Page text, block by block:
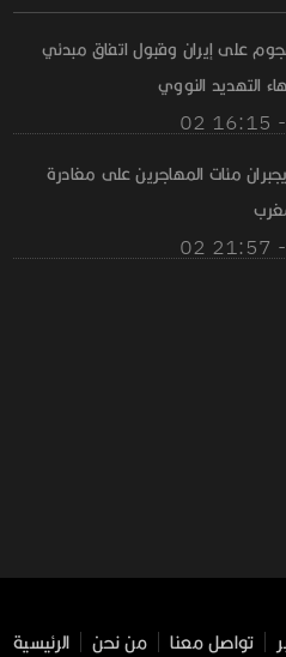
على إيران وقبول اتفاق مبدئي
التهديد النووي
يجبران مئات المهاجرين على مغادرة
الرئيسية من نحن تواصل معنا